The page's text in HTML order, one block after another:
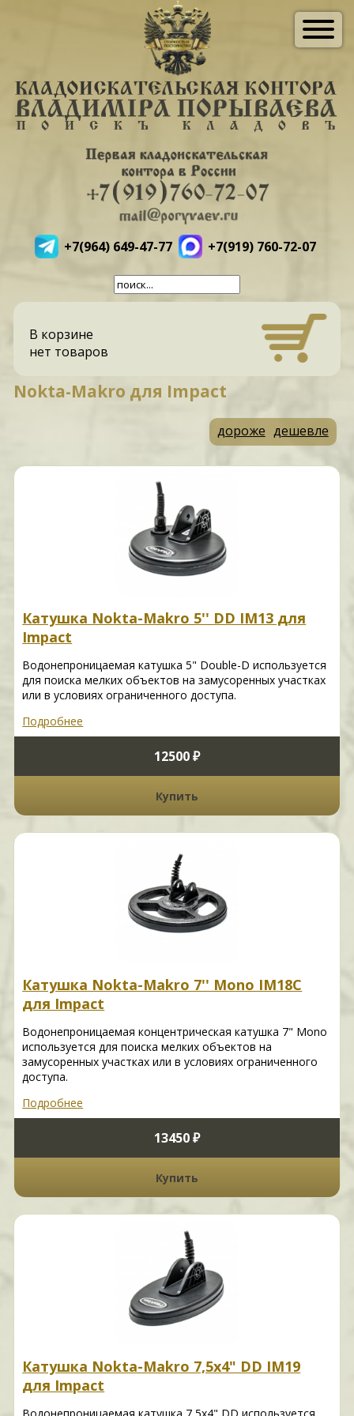
+7(964) 649-47-77 +7(919) 760-72-07
В корзине
нет товаров
Nokta-Makro для Impact
дороже дешевле
Катушка Nokta-Makro 5'' DD IM13 для
Impact
Водонепроницаемая катушка 5" Double-D используется
для поиска мелких объектов на замусоренных участках
или в условиях ограниченного доступа.
Подробнее
12500 ₽
Купить
Катушка Nokta-Makro 7'' Mono IM18C
для Impact
Водонепроницаемая концентрическая катушка 7" Mono
используется для поиска мелких объектов на
замусоренных участках или в условиях ограниченного
доступа.
Подробнее
13450 ₽
Купить
Катушка Nokta-Makro 7,5x4" DD IM19
для Impact